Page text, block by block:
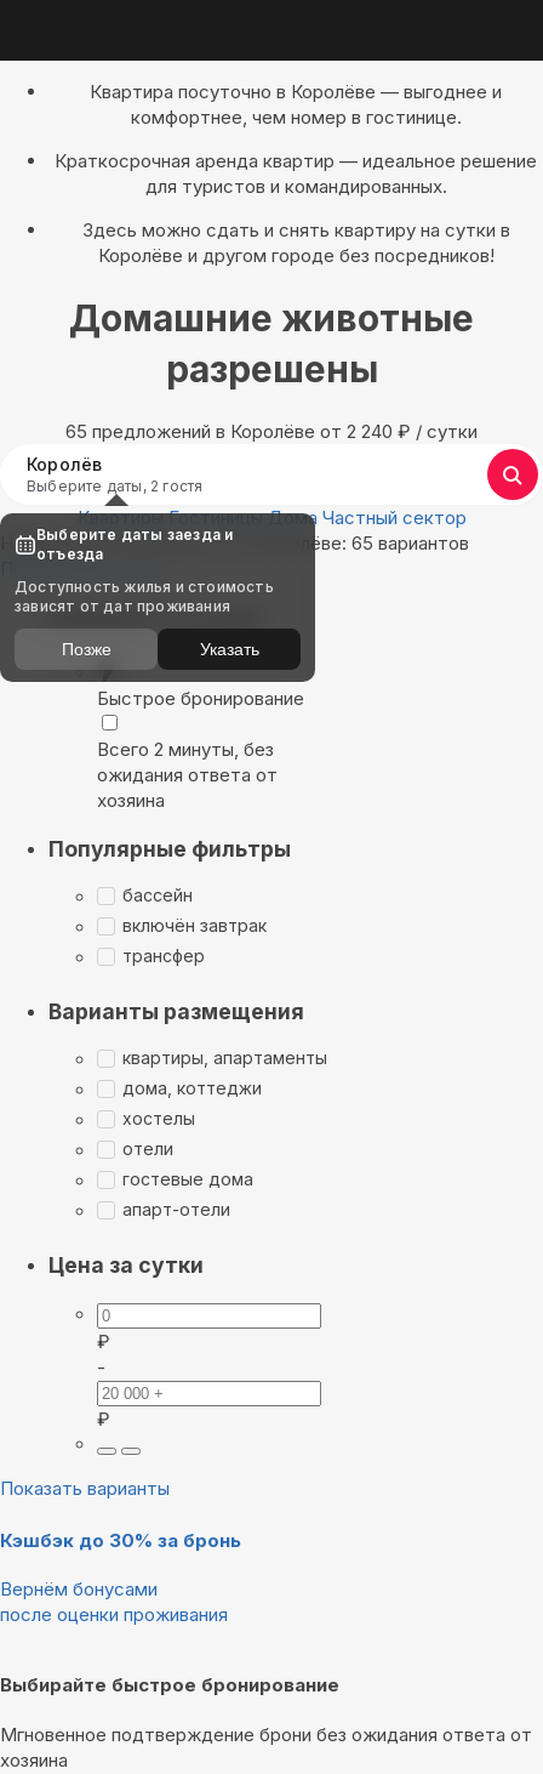
Квартира посуточно в Королёве — выгоднее и
комфортнее, чем номер в гостинице.
Краткосрочная аренда квартир — идеальное решение
для туристов и командированных.
Здесь можно сдать и снять квартиру на сутки в
Королёве и другом городе без посредников!
Домашние животные
разрешены
65 предложений в Королёве oт 2 240 ₽ / сутки
Королёв
Выберите даты, 2 гостя
Квартиры Гостиницы Дома Частный сектор
Найдём, где остановиться в Королёве: 65 вариантов
Показать на карте
Выбирайте лучшее
Быстрое бронирование
Всего 2 минуты, без
ожидания ответа от
хозяина
Популярные фильтры
бассейн
включён завтрак
трансфер
Варианты размещения
квартиры, апартаменты
дома, коттеджи
хостелы
отели
гостевые дома
апарт-отели
Цена за сутки
₽
-
₽
Показать варианты
Кэшбэк до 30% за бронь
Вернём бонусами
после оценки проживания
Выбирайте быстрое бронирование
Мгновенное подтверждение брони без ожидания ответа от
хозяина
Выберите даты заезда и
отъезда
Доступность жилья и стоимость
зависят от дат проживания
Позже Указать